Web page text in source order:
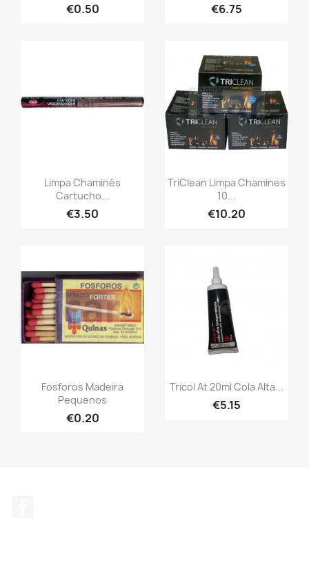
€0.50 €6.75
Limpa Chaminés
Cartucho...
€3.50
TriClean Limpa Chamines
10...
€10.20
Fosforos Madeira
Pequenos
€0.20
Tricol At 20ml Cola Alta...
€5.15